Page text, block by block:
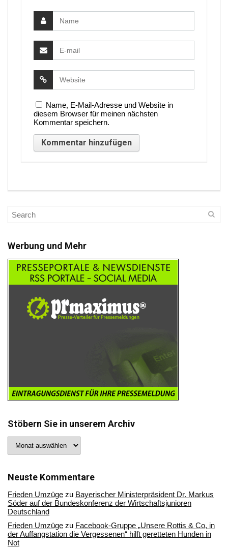
Name, E-Mail-Adresse und Website in
diesem Browser für meinen nächsten
Kommentar speichern.
Werbung und Mehr
Stöbern Sie in unserem Archiv
Sie
Archiv
Neuste Kommentare
Frieden Umzüge zu Bayerischer Ministerpräsident Dr. Markus
Söder auf der Bundeskonferenz der Wirtschaftsjunioren
Deutschland
Frieden Umzüge zu Facebook-Gruppe „Unsere Rottis & Co, in
der Auffangstation die Vergessenen“ hilft geretteten Hunden in
Not